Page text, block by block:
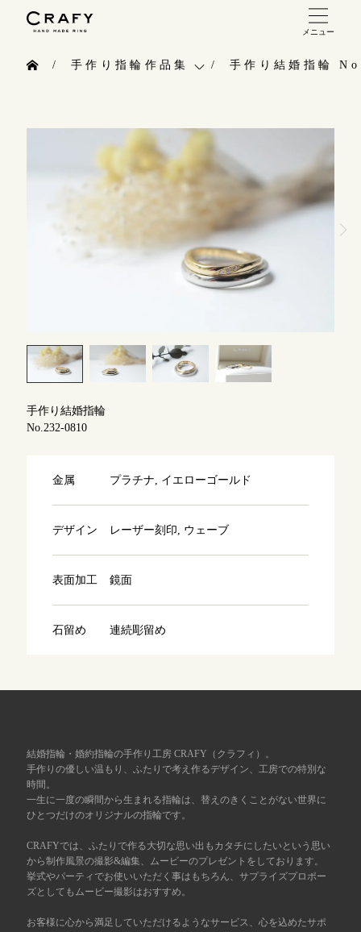
メニュー
オーダーメイド 結婚指輪・婚約指輪
指輪作品集
よくあるご質問
アフターケア・保証
ブログ
手作り指輪作品集
お問い合わせ
お客様インタビュー
指輪のハンドメイド・手作り
CRAFYについて
結婚指輪手作り工房のご案内
手作り結婚指輪
手作り結婚指輪
No.232-0810
金属 プラチナ, イエローゴールド
デザイン レーザー刻印, ウェーブ
表面加工 鏡面
石留め 連続彫留め
結婚指輪・婚約指輪の手作り工房 CRAFY（クラフィ）。
手作りの優しい温もり、ふたりで考え作るデザイン、工房での特別な
時間。
一生に一度の瞬間から生まれる指輪は、替えのきくことがない世界に
ひとつだけのオリジナルの指輪です。
CRAFYでは、ふたりで作る大切な思い出もカタチにしたいという思い
から制作風景の撮影&編集、ムービーのプレゼントをしております。
挙式やパーティでお使いいただく事はもちろん、サプライズプロポー
ズとしてもムービー撮影はおすすめ。
お客様に心から満足していただけるようなサービス、心を込めたサポ
10:00～18:00 /年中無休
年末年始は除く
こちら
来店ご予約
表参道店 来店ご予約
吉祥寺店
川越店 来店ご予約
軽井沢店
広島店 来店ご予約
オーダーメイド